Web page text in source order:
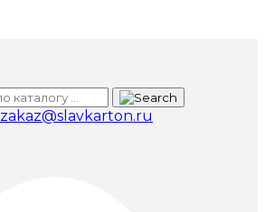
zakaz@slavkarton.ru